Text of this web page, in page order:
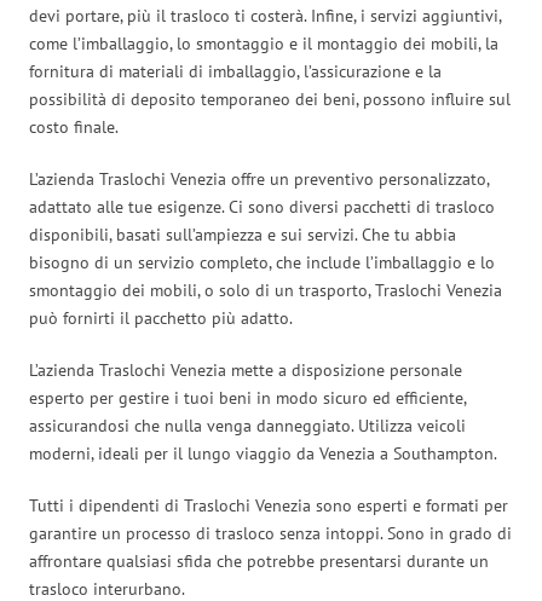
devi portare, più il trasloco ti costerà. Infine, i servizi aggiuntivi,
come l’imballaggio, lo smontaggio e il montaggio dei mobili, la
fornitura di materiali di imballaggio, l’assicurazione e la
possibilità di deposito temporaneo dei beni, possono influire sul
costo finale.
L’azienda Traslochi Venezia offre un preventivo personalizzato,
adattato alle tue esigenze. Ci sono diversi pacchetti di trasloco
disponibili, basati sull’ampiezza e sui servizi. Che tu abbia
bisogno di un servizio completo, che include l’imballaggio e lo
smontaggio dei mobili, o solo di un trasporto, Traslochi Venezia
può fornirti il pacchetto più adatto.
L’azienda Traslochi Venezia mette a disposizione personale
esperto per gestire i tuoi beni in modo sicuro ed efficiente,
assicurandosi che nulla venga danneggiato. Utilizza veicoli
moderni, ideali per il lungo viaggio da Venezia a Southampton.
Tutti i dipendenti di Traslochi Venezia sono esperti e formati per
garantire un processo di trasloco senza intoppi. Sono in grado di
affrontare qualsiasi sfida che potrebbe presentarsi durante un
trasloco interurbano.